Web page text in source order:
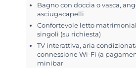
Bagno con doccia o vasca,
asciugacapelli
Confortevole letto
singoli (su richiesta)
TV interattiva, aria
connessione Wi-Fi (a
minibar